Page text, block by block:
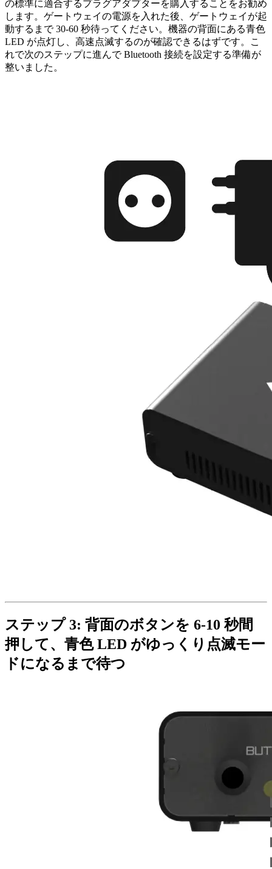
の標準に適合するプラグアダプターを購入することをお勧め
します。ゲートウェイの電源を入れた後、ゲートウェイが起
動するまで 30-60 秒待ってください。機器の背面にある青色
LED が点灯し、高速点滅するのが確認できるはずです。こ
れで次のステップに進んで Bluetooth 接続を設定する準備が
整いました。
ステップ 3: 背面のボタンを 6-10 秒間
押して、青色 LED がゆっくり点滅モー
ドになるまで待つ